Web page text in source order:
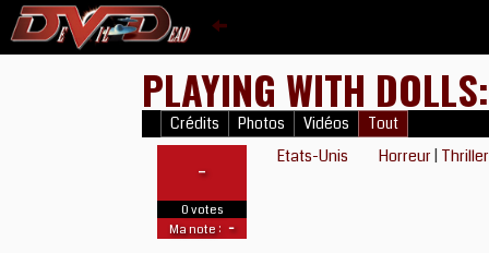
PLAYING WITH
Crédits Photos Vidéos Tout
-
0 votes
Ma note : -
Etats-Unis Horreur Thriller